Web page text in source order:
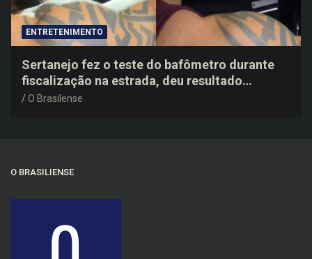
ENTRETENIMENTO
Sertanejo fez o teste do bafômetro durante
fiscalização na estrada, deu resultado
negativo e elogiou o trabalho dos agentes de
O Brasilense
O BRASILIENSE